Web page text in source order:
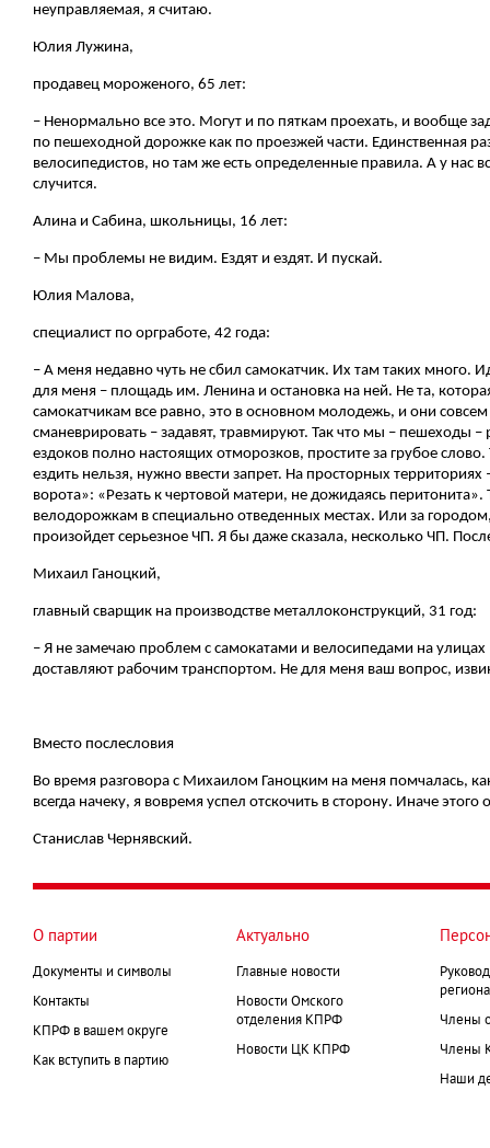
неуправляемая, я считаю.
Юлия Лужина,
продавец мороженого, 65 лет:
– Ненормально все это. Могут и по пяткам проехать, и вообще
по пешеходной дорожке как по проезжей части. Единственная
велосипедистов, но там же есть определенные правила. А у нас
случится.
Алина и Сабина, школьницы, 16 лет:
– Мы проблемы не видим. Ездят и ездят. И пускай.
Юлия Малова,
специалист по оргработе, 42 года:
– А меня недавно чуть не сбил самокатчик. Их там таких много.
для меня – площадь им. Ленина и остановка на ней. Не та,
самокатчикам все равно, это в основном молодежь, и они
сманеврировать – задавят, травмируют. Так что мы – пешеходы
ездоков полно настоящих отморозков, простите за грубое
ездить нельзя, нужно ввести запрет. На просторных
ворота»: «Резать к чертовой матери, не дожидаясь
велодорожкам в специально отведенных местах. Или за
произойдет серьезное ЧП. Я бы даже сказала, несколько ЧП.
Михаил Ганоцкий,
главный сварщик на производстве металлоконструкций, 31 год:
– Я не замечаю проблем с самокатами и велосипедами на
доставляют рабочим транспортом. Не для меня ваш вопрос,
Вместо послесловия
Во время разговора с Михаилом Ганоцким на меня помчалась,
всегда начеку, я вовремя успел отскочить в сторону. Иначе
Станислав Чернявский.
О партии
Документы и символы
Контакты
КПРФ в вашем округе
Как вступить в партию
Актуально
Главные новости
Новости Омского
отделения КПРФ
Новости ЦК КПРФ
Члены
Члены
Наши